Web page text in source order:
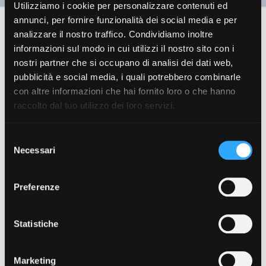
Utilizziamo i cookie per personalizzare contenuti ed
annunci, per fornire funzionalità dei social media e per
analizzare il nostro traffico. Condividiamo inoltre
informazioni sul modo in cui utilizzi il nostro sito con i
nostri partner che si occupano di analisi dei dati web,
pubblicità e social media, i quali potrebbero combinarle
con altre informazioni che hai fornito loro o che hanno
raccolto dal tuo utilizzo dei loro servizi.
delNecessari
Preferenze
Statistiche
Marketing
Monitoraggio della pressione di
esercizio nelle reti di
distribuzione in bassa pressione
(Maggio 2024)
Download
Download
112.06 KB